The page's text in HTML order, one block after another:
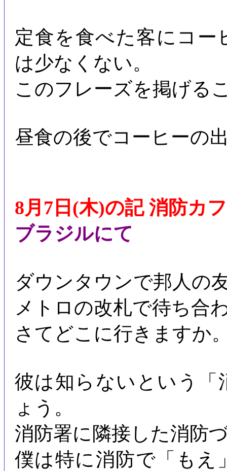
定食を食べた客にコ
は少なくない。
このフレーズを掲げる
昼食の後でコーヒーの
8月7日(木)の記 消防カ
ブラジルにて
ダウンタウンで邦人の
メトロの改札で待ち合
さてどこに行きますか
彼は知らないという「
ょう。
消防署に隣接した消防
僕は特に消防で「もえ